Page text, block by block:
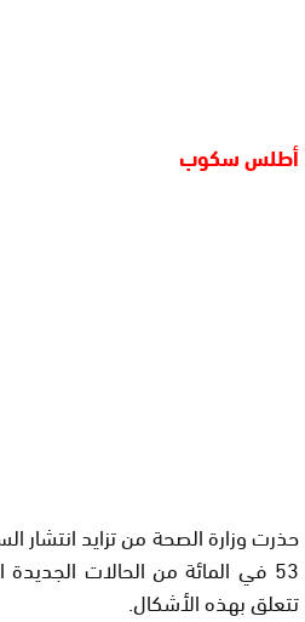
أطلس سكوب
حذرت وزارة الصحة من تزايد انتشار
تتعلق بهذه الأشكال.